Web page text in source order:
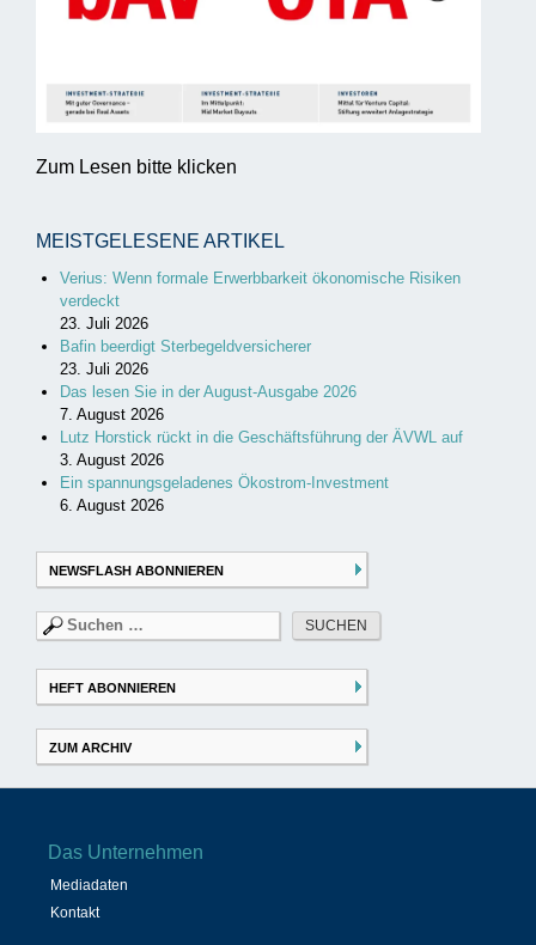
Zum Lesen bitte klicken
MEISTGELESENE ARTIKEL
Verius: Wenn formale Erwerbbarkeit ökonomische Risiken
verdeckt
23. Juli 2026
Bafin beerdigt Sterbegeldversicherer
23. Juli 2026
Das lesen Sie in der August-Ausgabe 2026
7. August 2026
Lutz Horstick rückt in die Geschäftsführung der ÄVWL auf
3. August 2026
Ein spannungsgeladenes Ökostrom-Investment
6. August 2026
NEWSFLASH ABONNIEREN
Suchen
nach:
HEFT ABONNIEREN
ZUM ARCHIV
Das Unternehmen
Mediadaten
Kontakt